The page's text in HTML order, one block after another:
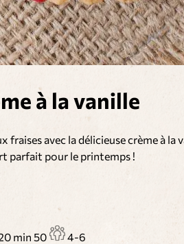
à la vanille
fraises avec la délicieuse crème à
parfait pour le printemps !
min 50
4-6